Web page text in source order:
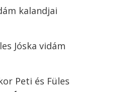
kalandjai
Jóska vidám
Peti és Füles